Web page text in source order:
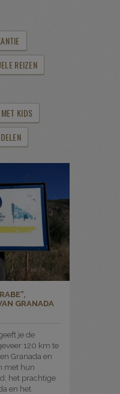
REIZEN
MET KIDS
GRANADA
je de
120 km te
Granada en
met hun
het prachtige
en het